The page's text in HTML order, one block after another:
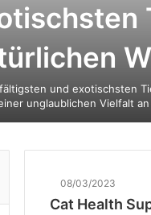
und exotischsten
unglaublichen Vielfalt
08/03/2023
Cat Health